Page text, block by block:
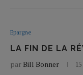
Epargne
LA FIN DE LA
par Bill Bonner